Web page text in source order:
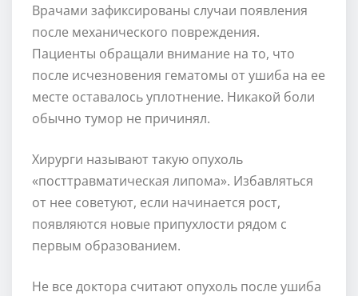
Врачами зафиксированы случаи появления
после механического повреждения.
Пациенты обращали внимание на то, что
после исчезновения гематомы от ушиба на ее
месте оставалось уплотнение. Никакой боли
обычно тумор не причинял.
Хирурги называют такую опухоль
«посттравматическая липома». Избавляться
от нее советуют, если начинается рост,
появляются новые припухлости рядом с
первым образованием.
Не все доктора считают опухоль после ушиба